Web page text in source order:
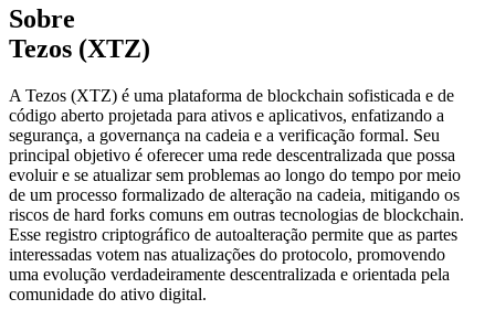
Sobre
Tezos (XTZ)
A Tezos (XTZ) é uma plataforma de blockchain sofisticada e de
código aberto projetada para ativos e aplicativos, enfatizando a
segurança, a governança na cadeia e a verificação formal. Seu
principal objetivo é oferecer uma rede descentralizada que possa
evoluir e se atualizar sem problemas ao longo do tempo por meio
de um processo formalizado de alteração na cadeia, mitigando os
riscos de hard forks comuns em outras tecnologias de blockchain.
Esse registro criptográfico de autoalteração permite que as partes
interessadas votem nas atualizações do protocolo, promovendo
uma evolução verdadeiramente descentralizada e orientada pela
comunidade do ativo digital.